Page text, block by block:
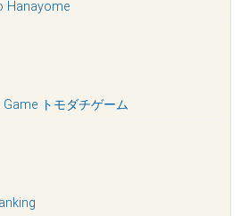
Hanayome
トモダチゲーム